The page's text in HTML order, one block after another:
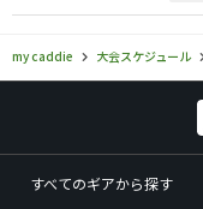
my caddie 大会スケジュール
すべてのギアから探す